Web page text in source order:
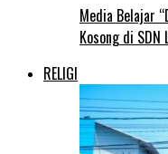
Media Belajar
Kosong di SDN
RELIGI